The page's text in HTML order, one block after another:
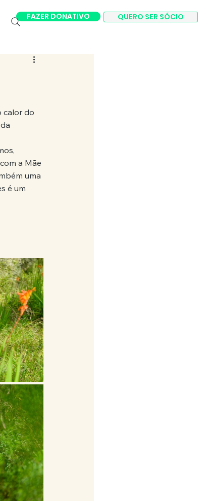
FAZER DONATIVO QUERO SER SÓCIO
calor do
a Mãe
uma
é um